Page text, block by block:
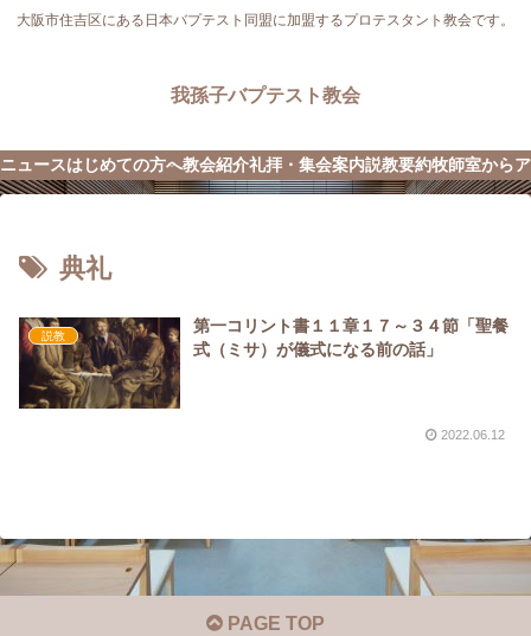
大阪市住吉区にある日本バプテスト同盟に加盟するプロテスタント教会です。
我孫子バプテスト教会
ニュースはじめての方へ教会紹介礼拝・集会案内説教要約牧師室から
典礼
説教
第一コリント書１１章１７～３４節「聖餐
式（ミサ）が儀式になる前の話」
2022.06.12
PAGE TOP